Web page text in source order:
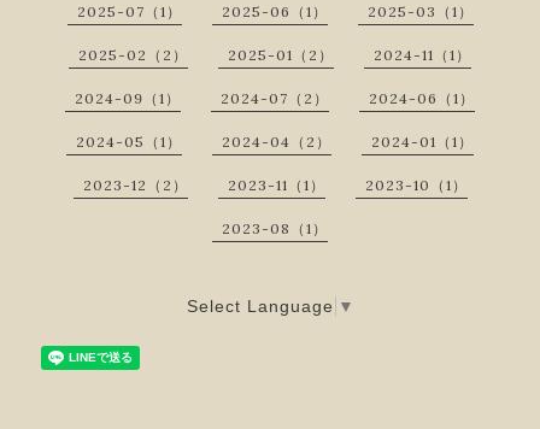
2025-07（1） 2025-06（1） 2025-03（1）
2025-02（2） 2025-01（2） 2024-11（1）
2024-09（1） 2024-07（2） 2024-06（1）
2024-05（1） 2024-04（2） 2024-01（1）
2023-12（2） 2023-11（1） 2023-10（1）
2023-08（1）
Select Language ▼